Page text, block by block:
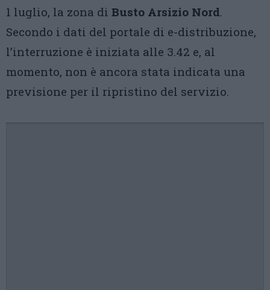
1 luglio, la zona di Busto Arsizio Nord.
Secondo i dati del portale di e-distribuzione,
l’interruzione è iniziata alle 3.42 e, al
momento, non è ancora stata indicata una
previsione per il ripristino del servizio.